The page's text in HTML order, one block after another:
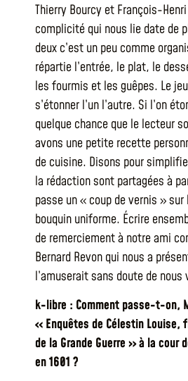
Thierry Bourcy et François-
complicité qui nous lie date de
deux c’est un peu comme
répartie l’entrée, le plat, le
les fourmis et les guêpes. Le
s’étonner l’un l’autre. Si l’on
quelque chance que le lecteur
avons une petite recette
de cuisine. Disons pour
la rédaction sont partagées à
passe un « coup de vernis »
bouquin uniforme. Écrire
de remerciement à notre ami
Bernard Revon qui nous a
l’amuserait sans doute de
k-libre : Comment passe-t-on,
« Enquêtes de Célestin Louise,
de la Grande Guerre » à la cour
en 1601 ?